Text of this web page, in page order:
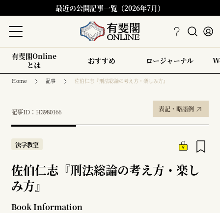
最近の公開記事一覧（2026年7月）
有斐閣Online
とは
おすすめ ロージャーナル
Home 記事 佐伯仁志『刑法総論の考え方・楽しみ方』
記事ID：H3980166 表記・略語例
法学教室
佐伯仁志『刑法総論の考え方・楽し
み方』
Book Information